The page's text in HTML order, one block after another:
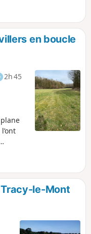
de
en boucle
2h 45
de
Tracy-le-Mont